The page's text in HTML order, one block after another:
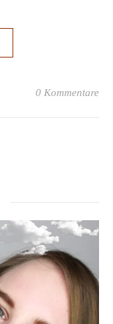
0 Kommentare